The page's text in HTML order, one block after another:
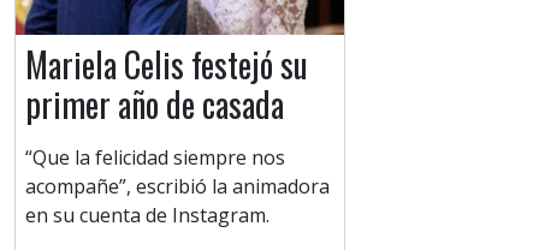
Mariela Celis festejó su
primer año de casada
“Que la felicidad siempre nos
acompañe”, escribió la animadora
en su cuenta de Instagram.